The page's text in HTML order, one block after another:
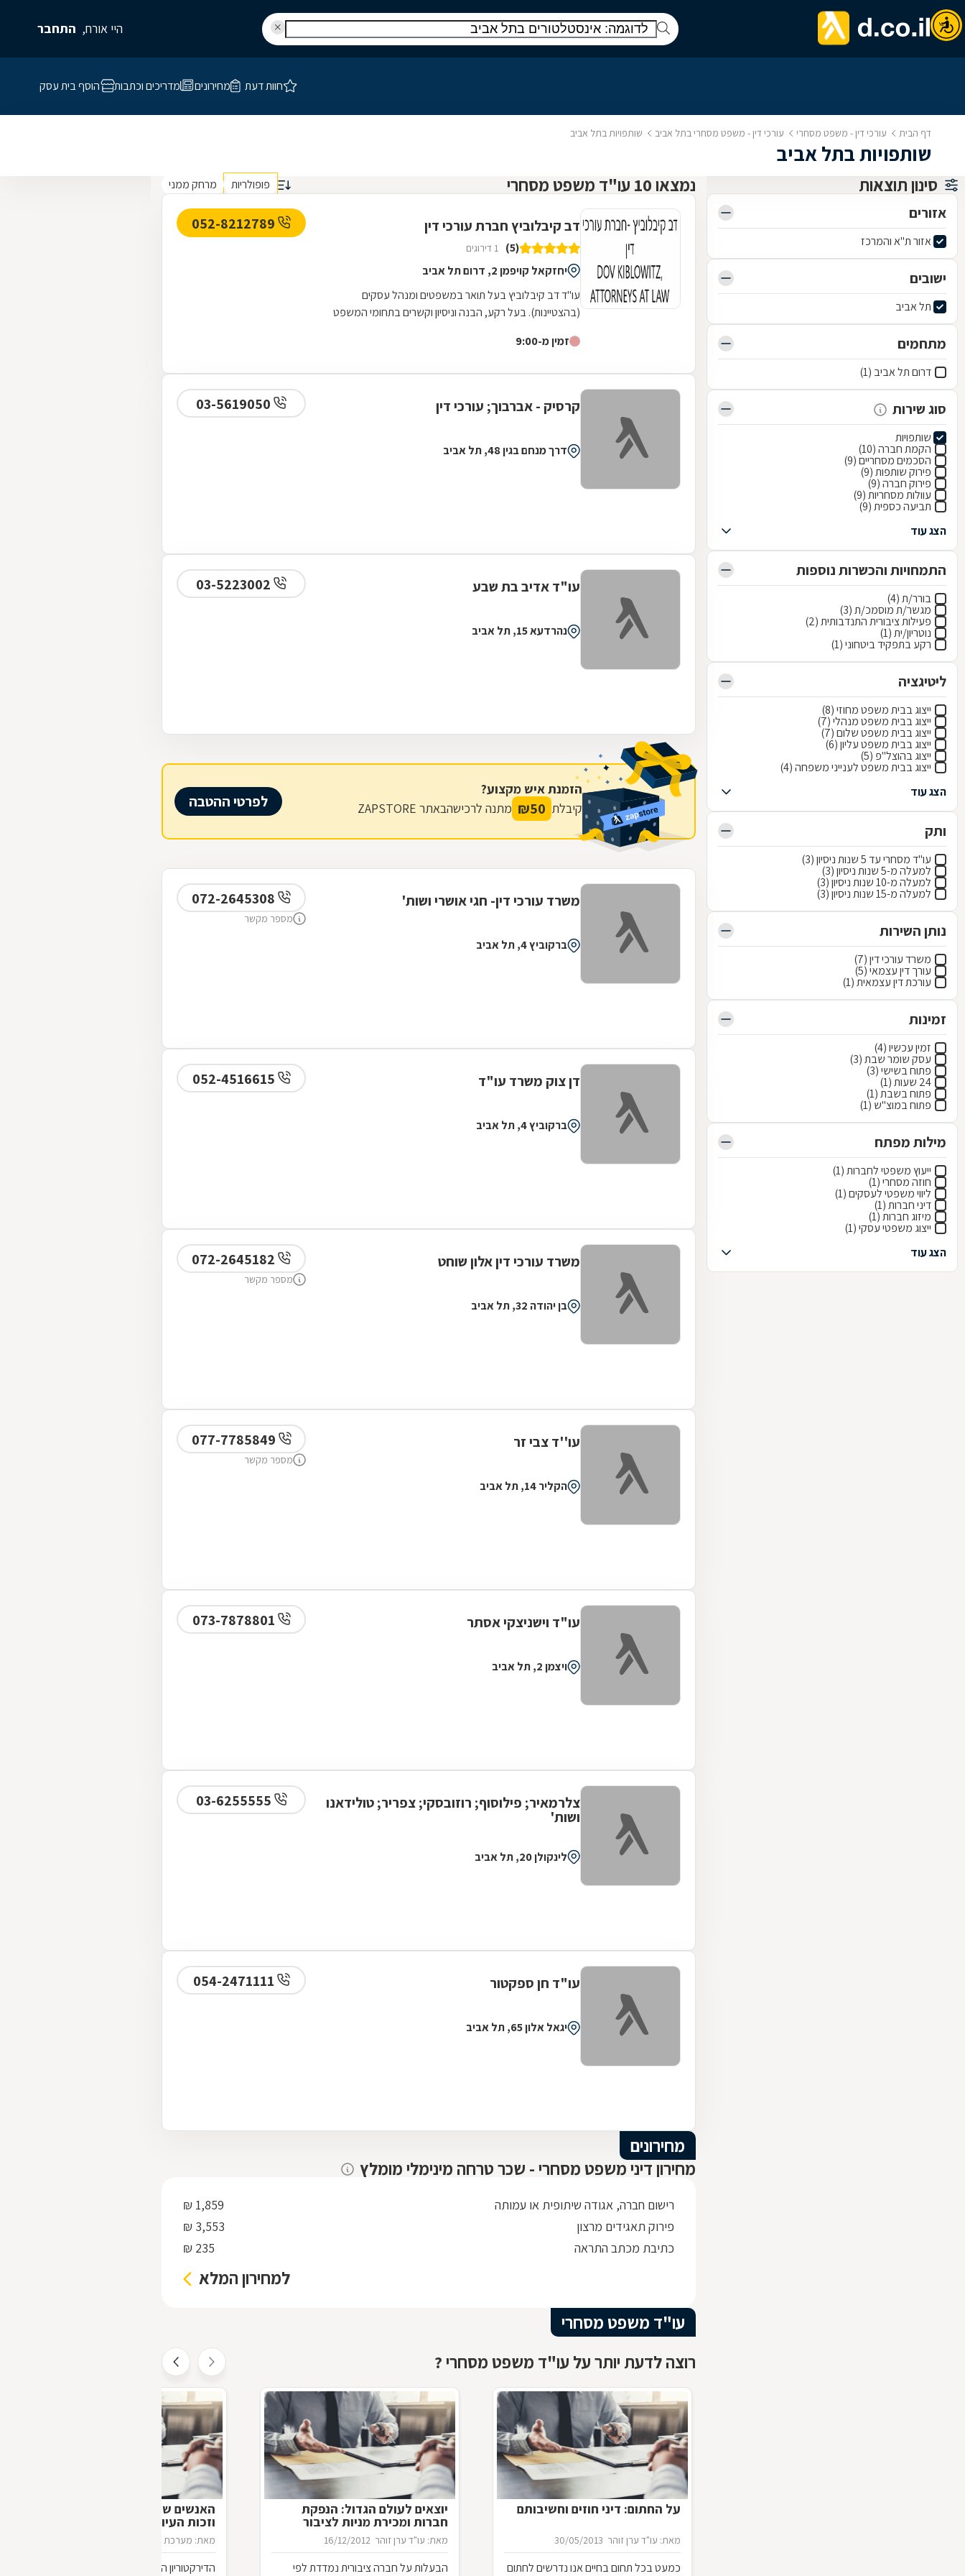
היי אורח, התחבר
חוות דעת מחירונים מדריכים וכתבות הוסף בית עסק
דף הבית עורכי דין - משפט מסחרי עורכי דין - משפט מסחרי בתל אביב שותפויות בתל אביב
שותפויות בתל אביב
סינון תוצאות
אזורים
אזור ת"א והמרכז
ישובים
תל אביב
מתחמים
דרום תל אביב (1)
סוג שירות
שותפויות
הקמת חברה (10)
הסכמים מסחריים (9)
פירוק שותפות (9)
פירוק חברה (9)
עוולות מסחריות (9)
תביעה כספית (9)
הצג עוד
התמחויות והכשרות נוספות
בורר/ת (4)
מגשר/ת מוסמכ/ת (3)
פעילות ציבורית התנדבותית (2)
נוטריון/ית (1)
רקע בתפקיד ביטחוני (1)
ליטיגציה
ייצוג בבית משפט מחוזי (8)
ייצוג בבית משפט מנהלי (7)
ייצוג בבית משפט שלום (7)
ייצוג בבית משפט עליון (6)
ייצוג בהוצל"פ (5)
ייצוג בבית משפט לענייני משפחה (4)
הצג עוד
ותק
עו"ד מסחרי עד 5 שנות ניסיון (3)
למעלה מ-5 שנות ניסיון (3)
למעלה מ-10 שנות ניסיון (3)
למעלה מ-15 שנות ניסיון (3)
נותן השירות
משרד עורכי דין (7)
עורך דין עצמאי (5)
עורכת דין עצמאית (1)
זמינות
זמין עכשיו (4)
עסק שומר שבת (3)
פתוח בשישי (3)
24 שעות (1)
פתוח בשבת (1)
פתוח במוצ"ש (1)
מילות מפתח
ייעוץ משפטי לחברות (1)
חוזה מסחרי (1)
ליווי משפטי לעסקים (1)
דיני חברות (1)
מיזוג חברות (1)
ייצוג משפטי עסקי (1)
הצג עוד
נמצאו 10 עו"ד משפט מסחרי פופולריות מרחק ממני
דב קיבלוביץ חברת עורכי דין
(5) 1 דירוגים
יחזקאל קויפמן 2, דרום תל אביב
עו"ד דב קיבלוביץ בעל תואר במשפטים ומנהל עסקים
(בהצטיינות). בעל רקע, הבנה וניסיון וקשרים בתחומי המשפט
זמין מ-9:00
קרסיק - אברבוך; עורכי דין
דרך מנחם בגין 48, תל אביב
עו"ד אדיב בת שבע
נהרדעא 15, תל אביב
הזמנת איש מקצוע?
קיבלת 50
₪ מתנה לרכישהבאתר ZAPSTORE לפרטי ההטבה
משרד עורכי דין- חגי אושרי ושות'
ברקוביץ 4, תל אביב
מספר מקשר
דן צוק משרד עו"ד
ברקוביץ 4, תל אביב
משרד עורכי דין אלון שוחט
בן יהודה 32, תל אביב
מספר מקשר
עו''ד צבי זר
הקליר 14, תל אביב
מספר מקשר
עו"ד וישניצקי אסתר
ויצמן 2, תל אביב
צלרמאיר; פילוסוף; רוזובסקי; צפריר; טולידאנו
ושות'
לינקולן 20, תל אביב
עו"ד חן ספקטור
יגאל אלון 65, תל אביב
מחירונים
מחירון דיני משפט מסחרי - שכר טרחה מינימלי מומלץ
רישום חברה, אגודה שיתופית או עמותה
1,859 ₪
פירוק תאגידים מרצון
3,553 ₪
כתיבת מכתב התראה
235 ₪
למחירון המלא
עו"ד משפט מסחרי
רוצה לדעת יותר על עו"ד משפט מסחרי ?
על החתום: דיני חוזים וחשיבותם
מאת: עו"ד ערן זוהר 30/05/2013
כמעט בכל תחום בחיים אנו נדרשים לחתום
יוצאים לעולם הגדול: הנפקת
חברות ומכירת מניות לציבור
מאת: עו"ד ערן זוהר 16/12/2012
הבעלות על חברה ציבורית נמדדת לפי
האנשים שיודעים יותר: דירקטורים
וזכות העיון במסמכים
מאת: מערכת דפי זהב
הדירקטוריון הוא הגוף המשמעותי ביותר